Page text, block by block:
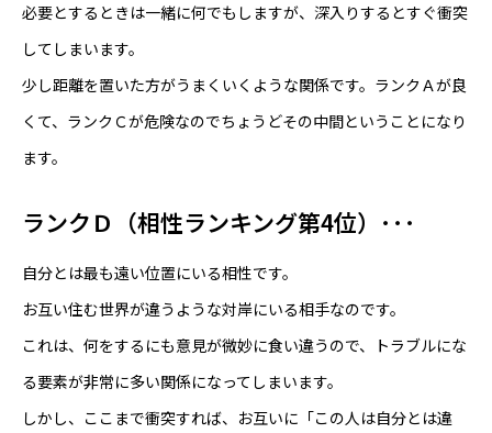
必要とするときは一緒に何でもしますが、深入りするとすぐ衝突
してしまいます。
少し距離を置いた方がうまくいくような関係です。ランクＡが良
くて、ランクＣが危険なのでちょうどその中間ということになり
ます。
ランクＤ（相性ランキング第4位）･･･
自分とは最も遠い位置にいる相性です。
お互い住む世界が違うような対岸にいる相手なのです。
これは、何をするにも意見が微妙に食い違うので、トラブルにな
る要素が非常に多い関係になってしまいます。
しかし、ここまで衝突すれば、お互いに「この人は自分とは違